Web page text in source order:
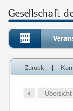
Zurück